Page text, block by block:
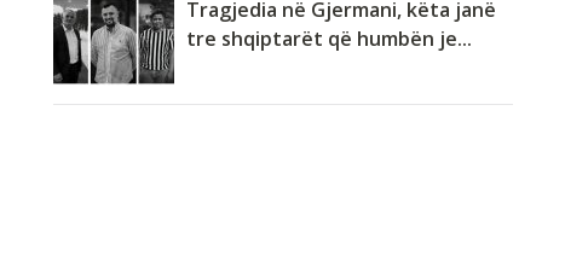
Tragjedia në Gjermani, këta janë
tre shqiptarët që humbën je...